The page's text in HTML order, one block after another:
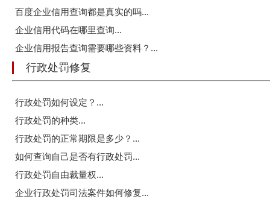
百度企业信用查询都是真实的吗...
企业信用代码在哪里查询...
企业信用报告查询需要哪些资料？...
行政处罚修复
行政处罚如何设定？...
行政处罚的种类...
行政处罚的正常期限是多少？...
如何查询自己是否有行政处罚...
行政处罚自由裁量权...
企业行政处罚司法案件如何修复...